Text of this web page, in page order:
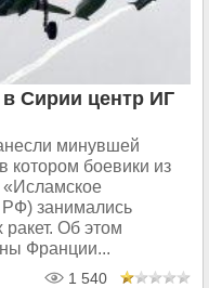
Сирии центр ИГ
минувшей
котором боевики из
«Исламское
РФ) занимались
Об этом
Франции...
1 540